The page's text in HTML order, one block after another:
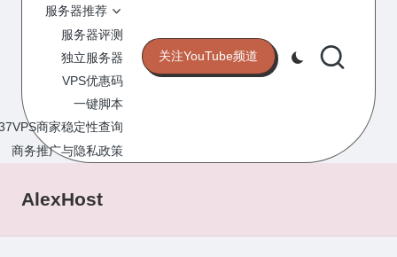
V
P
S
主
机
评
测
VPS
网
站
服务器推荐
服务器评测
独立服务器
VPS优惠码
一键脚本
商家稳定性查询
商务推广与隐私政策
关注YouTube频道
AlexHost